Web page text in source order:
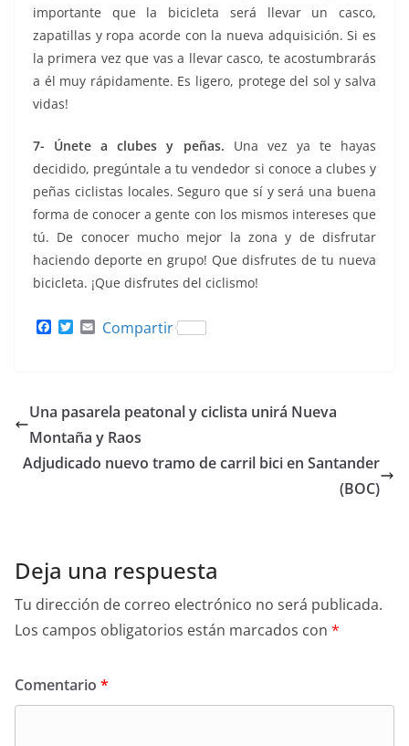
importante que la bicicleta será llevar un casco,
zapatillas y ropa acorde con la nueva adquisición. Si es
la primera vez que vas a llevar casco, te acostumbrarás
a él muy rápidamente. Es ligero, protege del sol y salva
vidas!
7- Únete a clubes y peñas. Una vez ya te hayas
decidido, pregúntale a tu vendedor si conoce a clubes y
peñas ciclistas locales. Seguro que sí y será una buena
forma de conocer a gente con los mismos intereses que
tú. De conocer mucho mejor la zona y de disfrutar
haciendo deporte en grupo! Que disfrutes de tu nueva
bicicleta. ¡Que disfrutes del ciclismo!
o
T
r
Compartir
Una pasarela peatonal y ciclista unirá Nueva
Montaña y Raos
Adjudicado nuevo tramo de carril bici en Santander
(BOC)
Deja una respuesta
Tu dirección de correo electrónico no será publicada.
Los campos obligatorios están marcados con *
Comentario *